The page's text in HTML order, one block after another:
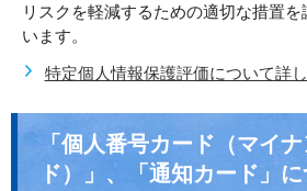
リスクを軽減するための適切な措置
います。
特定個人情報保護評価について詳し
「個人番号カード（マイ
ド）」、「通知カード」